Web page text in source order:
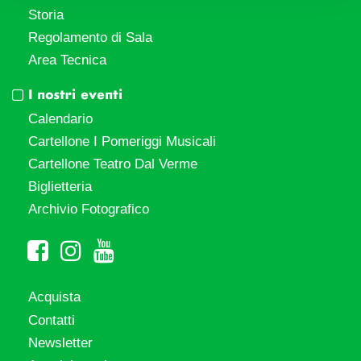
Storia
Regolamento di Sala
Area Tecnica
I nostri eventi
Calendario
Cartellone I Pomeriggi Musicali
Cartellone Teatro Dal Verme
Biglietteria
Archivio Fotografico
Acquista
Contatti
Newsletter